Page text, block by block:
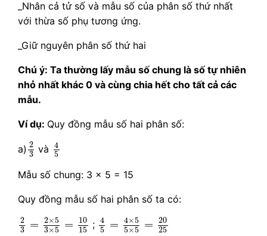
_Nhân cả tử số và mẫu số của phân số thứ nhất
với thừa số phụ tương ứng.
_Giữ nguyên phân số thứ hai
Chú ý: Ta thường lấy mẫu số chung là số tự nhiên
nhỏ nhất khác 0 và cùng chia hết cho tất cả các
mẫu.
Ví dụ: Quy đồng mẫu số hai phân số:
a) 2
3
2 và 4
5
4
Mẫu số chung: 3 x 5 = 15
Quy đồng mẫu số hai phân số ta có:
2
3
= 2×5
3×5 =
10
15
2 2×5 5= 10
; 4
5
= 4×5
5×5 =
20
25
4 4×5 5=